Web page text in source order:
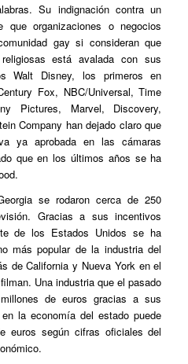
Su indignación contra un
organizaciones o negocios
gay si consideran que
está avalada con sus
Walt Disney, los primeros en
Fox, NBC/Universal, Time
Pictures, Marvel, Discovery,
Company han dejado claro que
ya aprobada en las cámaras
que en los últimos años se ha
se rodaron cerca de 250
Gracias a sus incentivos
de los Estados Unidos se ha
más popular de la industria del
de California y Nueva York en el
Una industria que el pasado
de euros gracias a sus
la economía del estado puede
euros según cifras oficiales del